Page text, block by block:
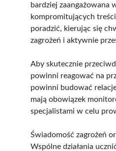
bardziej zaangażowana
kompromitujących
poradzić, kierując się
zagrożeń i aktywnie
Aby skutecznie
powinni reagować na
powinni budować
mają obowiązek
specjalistami w celu
Świadomość zagrożeń
Wspólne działania